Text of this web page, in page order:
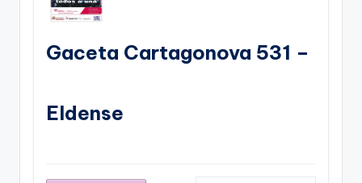
Gaceta Cartagonova 531 –
Eldense